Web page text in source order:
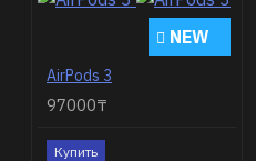
NEW
AirPods 3
97000₸
Купить